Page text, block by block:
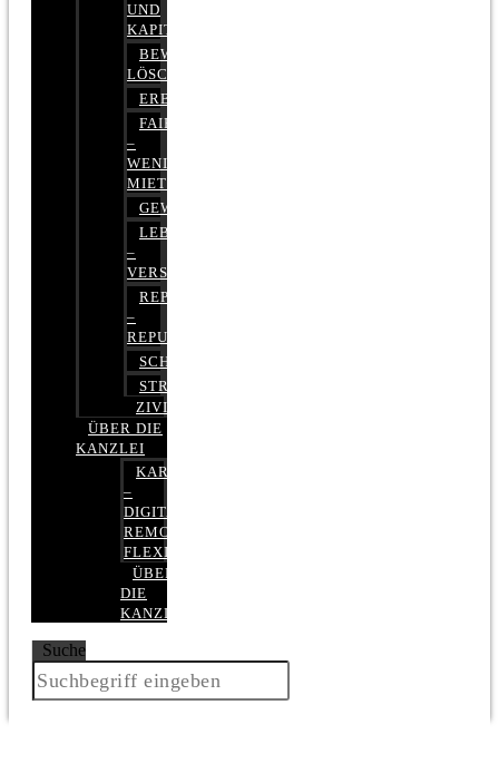
UND
KAPITALMARKTRECHT
BEWERTUNGEN
LÖSCHEN
ERBRECHT
FAIRMIETEN
–
WENIGER
MIETE
GEWERBERECHT
LEBENSVERSICHERUNG
–
VERSICHERUNGSRECHT
REPUTATIONSRECHT
–
REPUTATIONSMANAGEMENT
SCHUFARECHT
STRAFRECHT
ZIVILRECHT
ÜBER DIE
KANZLEI
KARRIERE
–
DIGITAL,
REMOTE,
FLEXIBEL
ÜBER
DIE
KANZLEI
Suche